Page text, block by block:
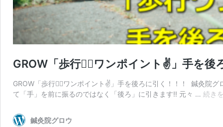
GROW「歩行🏃‍♂️ワンポイント✌️」手を後
GROW「歩行🏃‍♂️ワンポイント✌️」手を後ろに引く！！！ 鍼灸院グ
て「手」を前に振るのではなく「後ろ」に引きます‼️ 元々 … 続き
鍼灸院グロウ